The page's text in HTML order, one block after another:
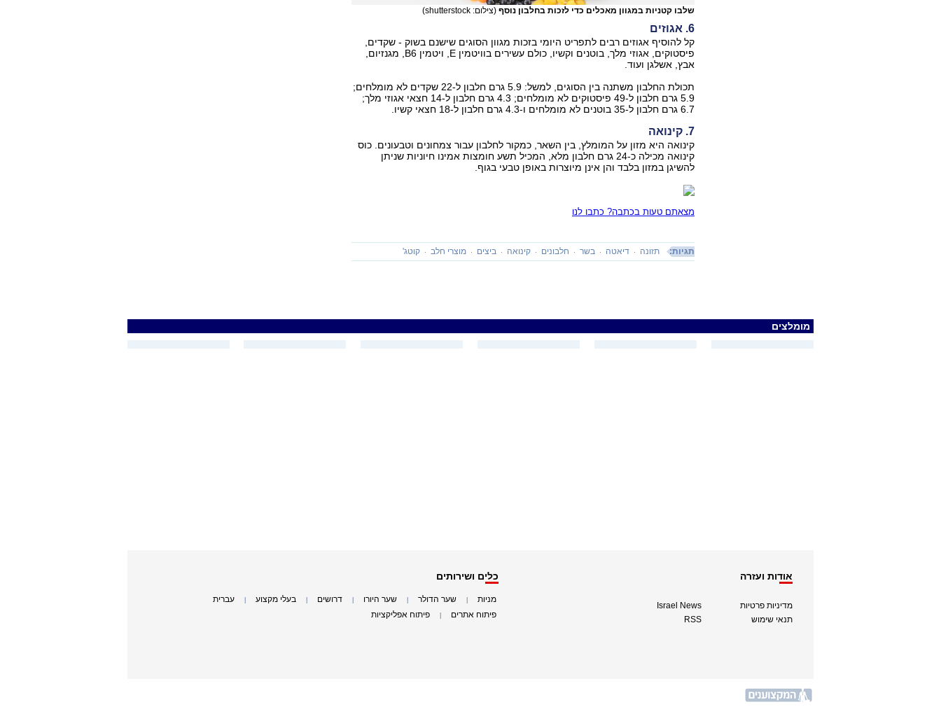
שלבו קטניות במגוון מאכלים כדי לזכות בחלבון נוסף (צילום: shutterstock)
6. אגוזים
קל להוסיף אגוזים רבים לתפריט היומי בזכות מגוון הסוגים שישנם בשוק - שקדים,
פיסטוקים, אגוזי מלך, בוטנים וקשיו, כולם עשירים בוויטמין E, ויטמין B6, מגנזיום,
אבץ, אשלגן ועוד.
תכולת החלבון משתנה בין הסוגים, למשל: 5.9 גרם חלבון ל-22 שקדים לא מומלחים;
5.9 גרם חלבון ל-49 פיסטוקים לא מומלחים; 4.3 גרם חלבון ל-14 חצאי אגוזי מלך;
6.7 גרם חלבון ל-35 בוטנים לא מומלחים ו-4.3 גרם חלבון ל-18 חצאי קשיו.
7. קינואה
קינואה היא מזון על המומלץ, בין השאר, כמקור לחלבון עבור צמחונים וטבעונים. כוס
קינואה מכילה כ-24 גרם חלבון מלא, המכיל תשע חומצות אמינו חיוניות שניתן
להשיגן במזון בלבד והן אינן מיוצרות באופן טבעי בגוף.
מצאתם טעות בכתבה? כתבו לנו
תגיות: תזונה דיאטה בשר חלבונים קינואה ביצים מוצרי חלב קוטג'
מומלצים
אודות ועזרה
מדיניות פרטיות
תנאי שימוש
Israel News
RSS
כלים ושירותים
מניות שער הדולר שער היורו דרושים בעלי מקצוע עברית
פיתוח אתרים פיתוח אפליקציות